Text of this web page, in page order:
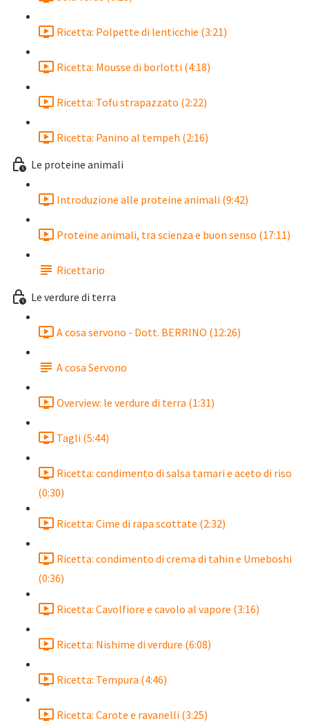
Ricetta: Polpette di lenticchie (3:21)
Ricetta: Mousse di borlotti (4:18)
Ricetta: Tofu strapazzato (2:22)
Ricetta: Panino al tempeh (2:16)
Le proteine animali
Introduzione alle proteine animali (9:42)
Proteine animali, tra scienza e buon senso (17:11)
Ricettario
Le verdure di terra
A cosa servono - Dott. BERRINO (12:26)
A cosa Servono
Overview: le verdure di terra (1:31)
Tagli (5:44)
Ricetta: condimento di salsa tamari e aceto di riso
(0:30)
Ricetta: Cime di rapa scottate (2:32)
Ricetta: condimento di crema di tahin e Umeboshi
(0:36)
Ricetta: Cavolfiore e cavolo al vapore (3:16)
Ricetta: Nishime di verdure (6:08)
Ricetta: Tempura (4:46)
Ricetta: Carote e ravanelli (3:25)